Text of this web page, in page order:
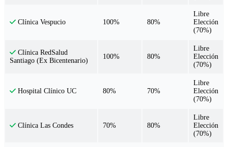
Clínica Vespucio 100% 80%
Libre
Elección
(70%)
Clínica RedSalud
Santiago (Ex Bicentenario)
100% 80%
Libre
Elección
(70%)
Hospital Clínico UC 80% 70%
Libre
Elección
(70%)
Clínica Las Condes 70% 80%
Libre
Elección
(70%)